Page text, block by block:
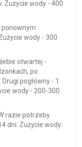
Zużycie wody - 400
ponownym
wody - 300
otwartej -
po
pogłówny - 1
wody - 200-300
razie potrzeby
dni. Zużycie wody: